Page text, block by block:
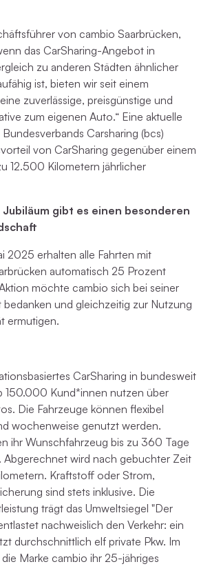
von cambio Saarbrücken,
das CarSharing-Angebot in
zu anderen Städten ähnlicher
ist, bieten wir seit einem
zuverlässige, preisgünstige und
zum eigenen Auto.“ Eine aktuelle
Carsharing (bcs)
von CarSharing gegenüber einem
12.500 Kilometern jährlicher
gibt es einen besonderen
2025 erhalten alle Fahrten mit
automatisch 25 Prozent
möchte cambio sich bei seiner
und gleichzeitig zur Nutzung
ermutigen.
CarSharing in bundesweit
150.000 Kund*innen nutzen über
Die Fahrzeuge können flexibel
wochenweise genutzt werden.
ihr Wunschfahrzeug bis zu 360 Tage
Abgerechnet wird nach gebuchter Zeit
Kraftstoff oder Strom,
sind stets inklusive. Die
trägt das Umweltsiegel "Der
nachweislich den Verkehr: ein
durchschnittlich elf private Pkw. Im
Marke cambio ihr 25-jähriges